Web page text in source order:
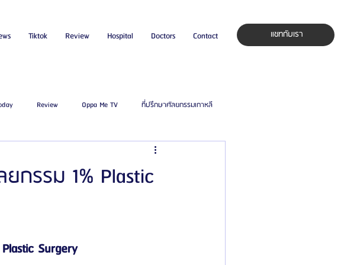
Tiktok Review Hospital Doctors Contact แชทกับเรา
Review Oppa Me TV ที่ปรึกษาศัลยกรรมเกาหลี
ศัลยแพทย์ ประเทศเกาหลี
าลศัลยกรรมรูบี Certified Consultant
กรรม 1% Plastic
Surgery